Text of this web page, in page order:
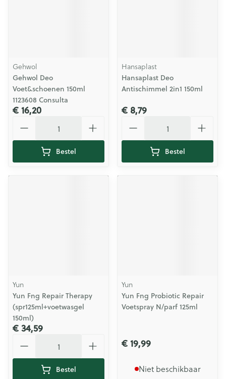
Gehwol
Gehwol Deo
Voet&schoenen 150ml
1123608 Consulta
€ 16,20
Bestel
Hansaplast
Hansaplast Deo
Antischimmel 2in1 150ml
€ 8,79
Bestel
Yun
Yun Fng Repair Therapy
(spr125ml+voetwasgel
150ml)
€ 34,59
Bestel
Yun
Yun Fng Probiotic Repair
Voetspray N/parf 125ml
€ 19,99
Niet beschikbaar